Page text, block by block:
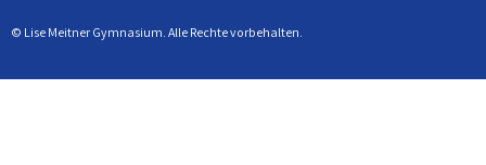
© Lise Meitner Gymnasium. Alle Rechte vorbehalten.